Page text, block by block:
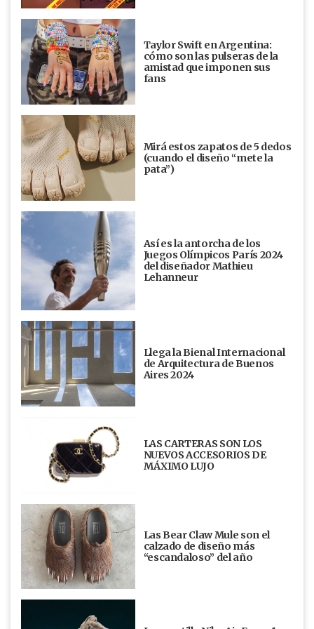
Taylor Swift en Argentina:
cómo son las pulseras de la
amistad que imponen sus
fans
Mirá estos zapatos de 5 dedos
(cuando el diseño “mete la
pata”)
Así es la antorcha de los
Juegos Olímpicos París 2024
del diseñador Mathieu
Lehanneur
Llega la Bienal Internacional
de Arquitectura de Buenos
Aires 2024
LAS CARTERAS SON LOS
NUEVOS ACCESORIOS DE
MÁXIMO LUJO
Las Bear Claw Mule son el
calzado de diseño más
“escandaloso” del año